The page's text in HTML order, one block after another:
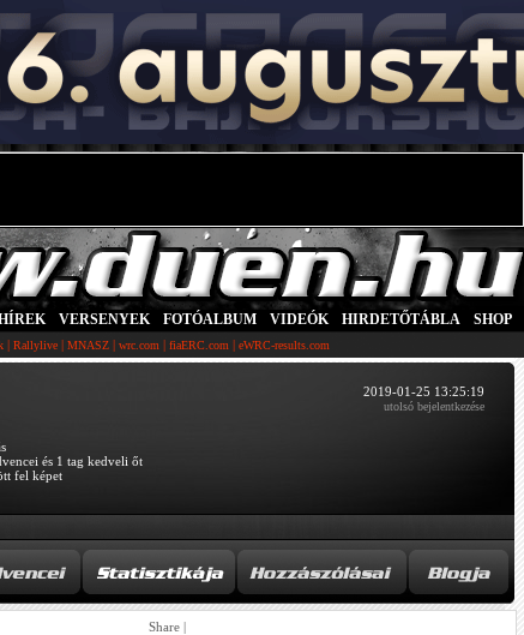
VERSENYEK FOTÓALBUM VIDEÓK HIRDETŐTÁBLA SHOP
| Rallylive | MNASZ | wrc.com | fiaERC.com | eWRC-results.com
2019-01-25 13:25:19
utolsó bejelentkezése
és 1 tag kedveli őt
fel képet
Share |